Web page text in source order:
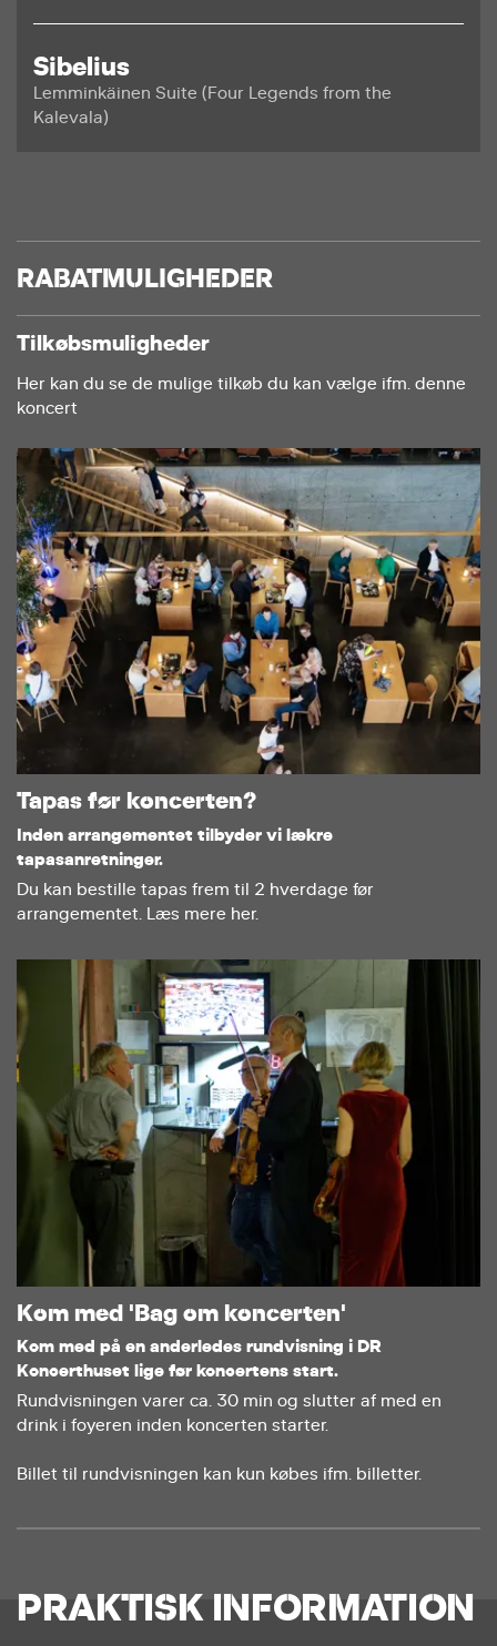
Sibelius
Lemminkäinen Suite (Four Legends from the
Kalevala)
RABATMULIGHEDER
Tilkøbsmuligheder
Her kan du se de mulige tilkøb du kan vælge ifm. denne
koncert
Tapas før koncerten?
Inden arrangementet tilbyder vi lækre
tapasanretninger.
Du kan bestille tapas frem til 2 hverdage før
arrangementet. Læs mere her.
Kom med 'Bag om koncerten'
Kom med på en anderledes rundvisning i DR
Koncerthuset lige før koncertens start.
Rundvisningen varer ca. 30 min og slutter af med en
drink i foyeren inden koncerten starter.
Billet til rundvisningen kan kun købes ifm. billetter.
PRAKTISK INFORMATION